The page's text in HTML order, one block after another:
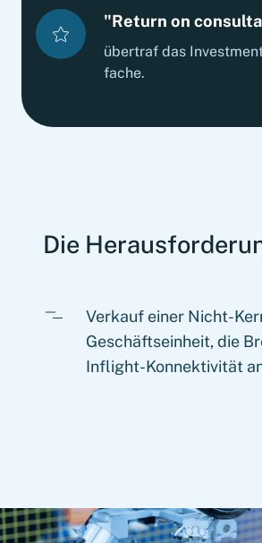
"Return on
übertraf das
fache.
Die
Verkauf einer Nicht-
Geschäftseinheit, die
Inflight-Konnektivität